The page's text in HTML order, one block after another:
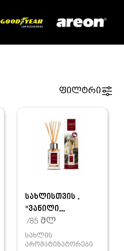
ფილტრი
სახლისთვის .
"ვანილი...
/85 მლ
სახლის
არომატიზატორები